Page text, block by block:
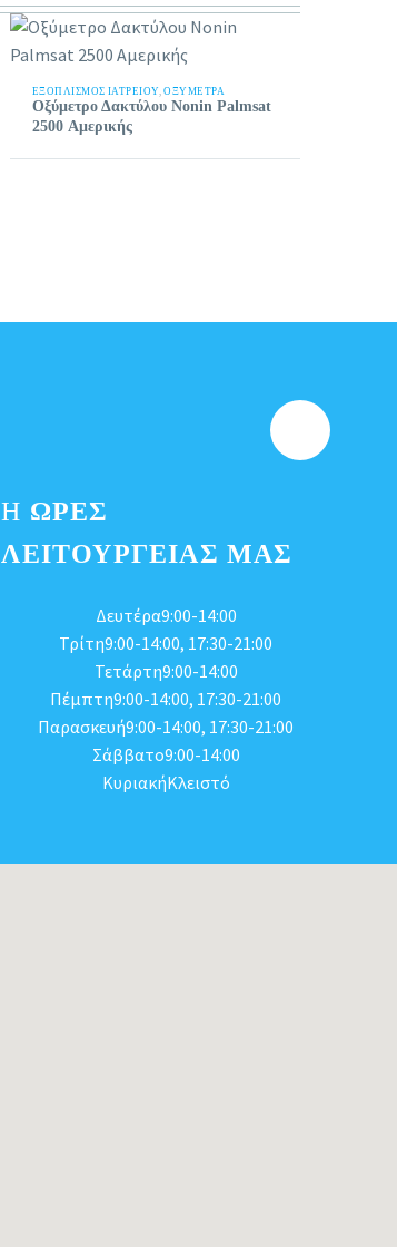
ΕΞΟΠΛΙΣΜΟΣ ΙΑΤΡΕΙΟΥ,ΟΞΎΜΕΤΡΑ
Οξύμετρο Δακτύλου Nonin Palmsat
2500 Αμερικής
Η ΩΡΕΣ
ΛΕΙΤΟΥΡΓΕΊΑΣ ΜΑΣ
Δευτέρα9:00-14:00
Τρίτη9:00-14:00, 17:30-21:00
Τετάρτη9:00-14:00
Πέμπτη9:00-14:00, 17:30-21:00
Παρασκευή9:00-14:00, 17:30-21:00
Σάββατο9:00-14:00
ΚυριακήΚλειστό